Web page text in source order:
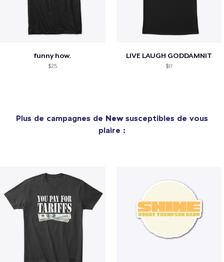
funny how.
$25
LIVE LAUGH GODDAMNIT
$17
Plus de campagnes de Newsusceptibles de vous
plaire :